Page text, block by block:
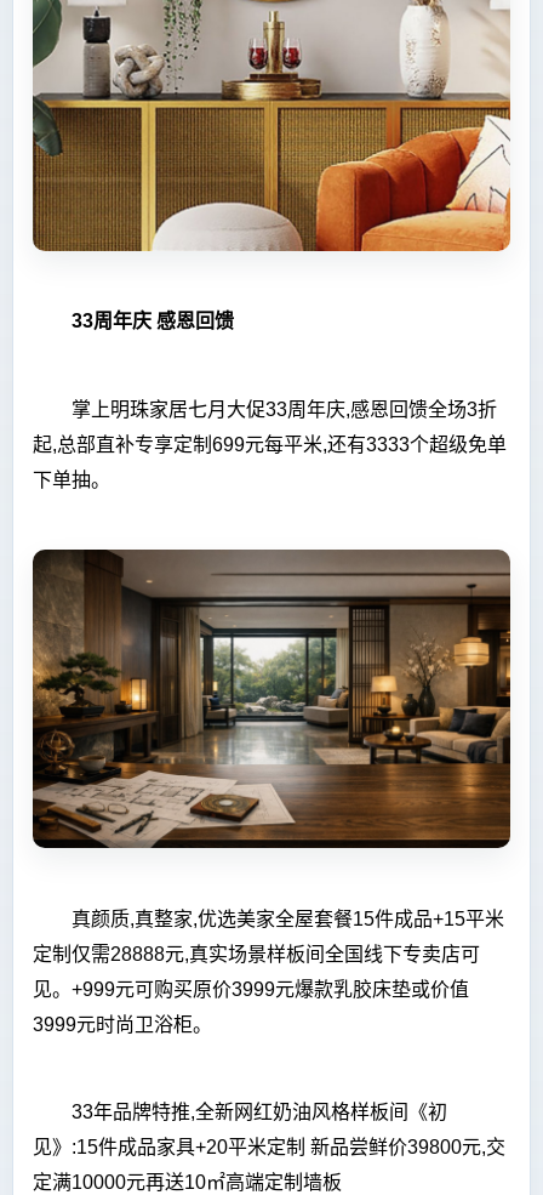
33周年庆 感恩回馈
掌上明珠家居七月大促33周年庆,感恩回馈全场3折
起,总部直补专享定制699元每平米,还有3333个超级免单
下单抽。
真颜质,真整家,优选美家全屋套餐15件成品+15平米
定制仅需28888元,真实场景样板间全国线下专卖店可
见。+999元可购买原价3999元爆款乳胶床垫或价值
3999元时尚卫浴柜。
33年品牌特推,全新网红奶油风格样板间《初
见》:15件成品家具+20平米定制 新品尝鲜价39800元,交
定满10000元再送10㎡高端定制墙板